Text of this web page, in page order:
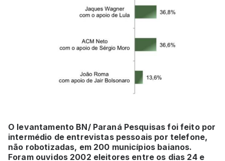
O levantamento BN/ Paraná Pesquisas foi feito por
intermédio de entrevistas pessoais por telefone,
não robotizadas, em 200 municípios baianos.
Foram ouvidos 2002 eleitores entre os dias 24 e